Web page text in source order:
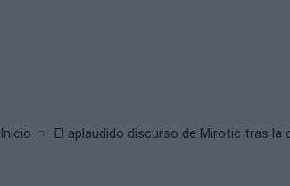
Breadcrumb
Inicio El aplaudido discurso de Mirotic tras la